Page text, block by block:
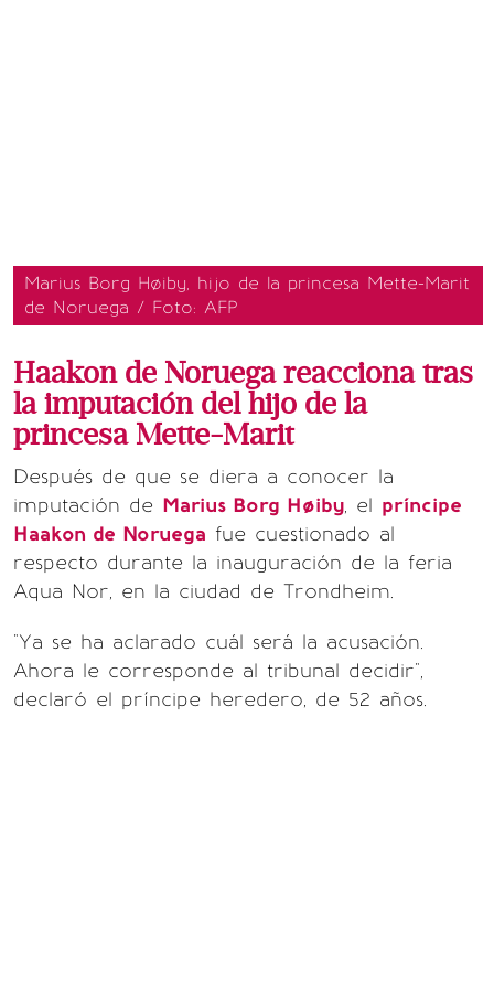
Marius Borg Høiby, hijo de la princesa Mette-Marit
de Noruega / Foto: AFP
Haakon de Noruega reacciona tras
la imputación del hijo de la
princesa Mette-Marit
Después de que se diera a conocer la
imputación de Marius Borg Høiby, el príncipe
Haakon de Noruega fue cuestionado al
respecto durante la inauguración de la feria
Aqua Nor, en la ciudad de Trondheim.
"Ya se ha aclarado cuál será la acusación.
Ahora le corresponde al tribunal decidir",
declaró el príncipe heredero, de 52 años.